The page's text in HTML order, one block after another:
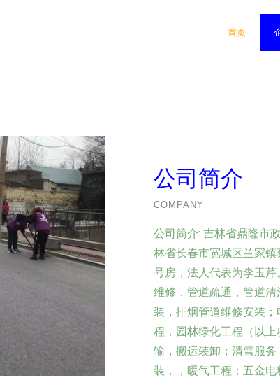
首页
公司简介
COMPANY
公司简介: 吉林省鼎隆市
林省长春市宽城区兰家
号房，法人代表为李玉
维修，管道疏通，管道
装，排烟管道维修安装
程，园林绿化工程（以
输，搬运装卸；清雪服
装，，暖气工程；五金电